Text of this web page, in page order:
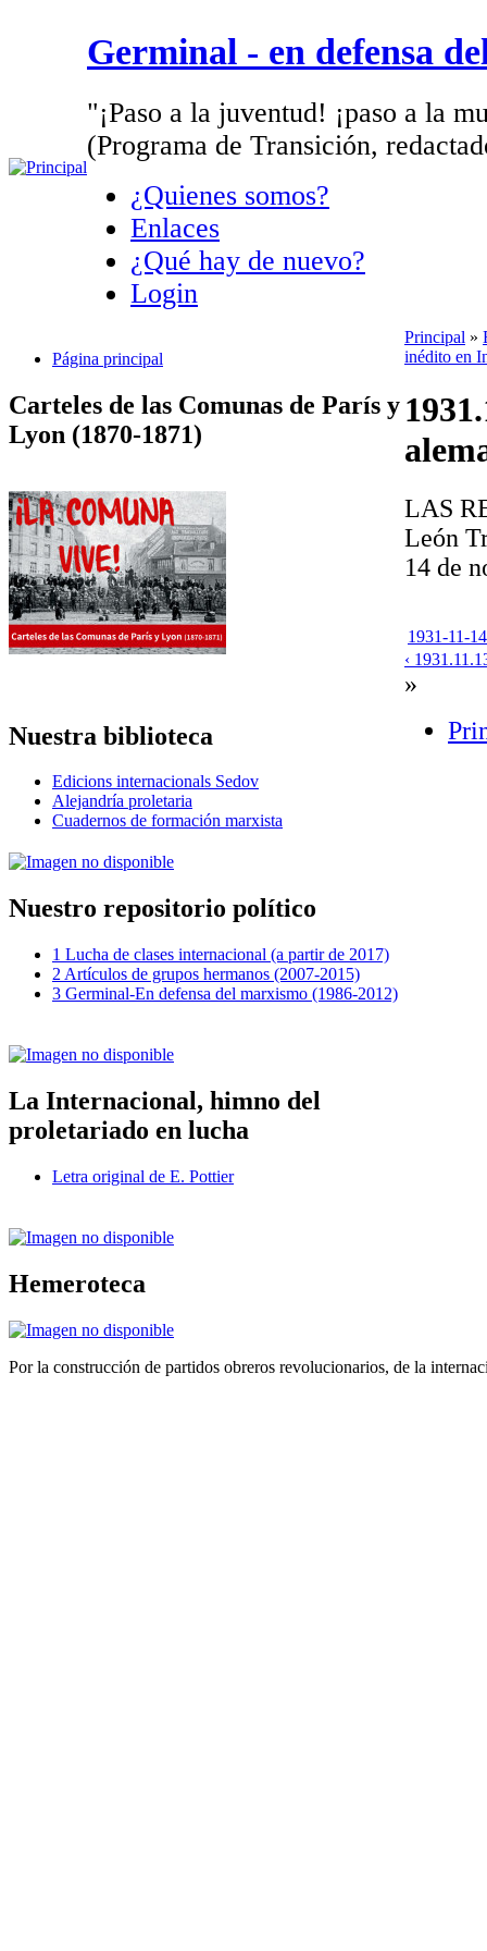
Germinal - en defensa
"¡Paso a la juventud! ¡paso a la
(Programa de Transición,
¿Quienes somos?
Enlaces
¿Qué hay de nuevo?
Login
Página principal
Carteles de las Comunas de París y
Lyon (1870-1871)
Nuestra biblioteca
Edicions internacionals Sedov
Alejandría proletaria
Cuadernos de formación marxista
Nuestro repositorio político
1 Lucha de clases internacional (a partir de 2017)
2 Artículos de grupos hermanos (2007-2015)
3 Germinal-En defensa del marxismo (1986-2012)
La Internacional, himno del
proletariado en lucha
Letra original de E. Pottier
Hemeroteca
Principal »
inédito en
LAS
León
14 de
1931-11-
‹
»
Por la construcción de partidos obreros revolucionarios, de la